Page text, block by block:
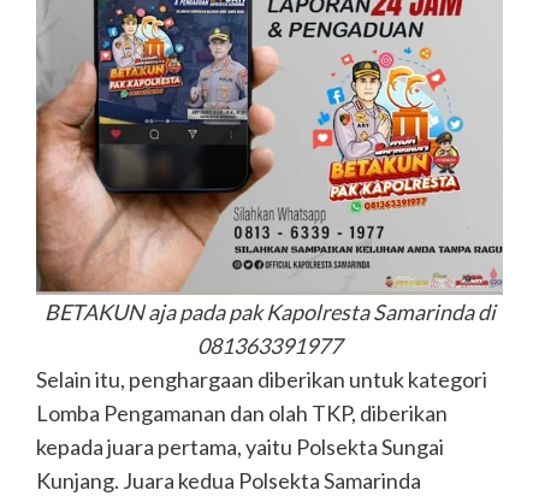
BETAKUN aja pada pak Kapolresta Samarinda di
081363391977
Selain itu, penghargaan diberikan untuk kategori
Lomba Pengamanan dan olah TKP, diberikan
kepada juara pertama, yaitu Polsekta Sungai
Kunjang. Juara kedua Polsekta Samarinda